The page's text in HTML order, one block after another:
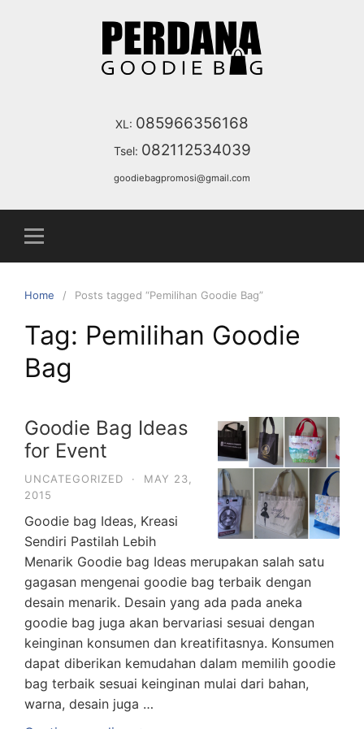
XL: 085966356168
Tsel: 082112534039
goodiebagpromosi@gmail.com
Home Posts tagged “Pemilihan Goodie Bag”
Tag: Pemilihan Goodie
Bag
Goodie Bag Ideas
for Event
UNCATEGORIZED ·
MAY 23,
2015
Goodie bag Ideas, Kreasi
Sendiri Pastilah Lebih
Menarik Goodie bag Ideas merupakan salah satu
gagasan mengenai goodie bag terbaik dengan
desain menarik. Desain yang ada pada aneka
goodie bag juga akan bervariasi sesuai dengan
keinginan konsumen dan kreatifitasnya. Konsumen
dapat diberikan kemudahan dalam memilih goodie
bag terbaik sesuai keinginan mulai dari bahan,
warna, desain juga …